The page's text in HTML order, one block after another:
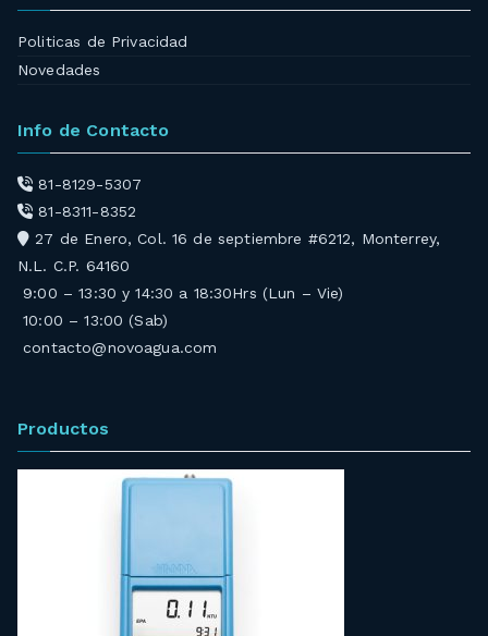
Politicas de Privacidad
Novedades
Info de Contacto
81-8129-5307
81-8311-8352
27 de Enero, Col. 16 de septiembre #6212, Monterrey,
N.L. C.P. 64160
9:00 – 13:30 y 14:30 a 18:30Hrs (Lun – Vie)
10:00 – 13:00 (Sab)
contacto@novoagua.com
Productos